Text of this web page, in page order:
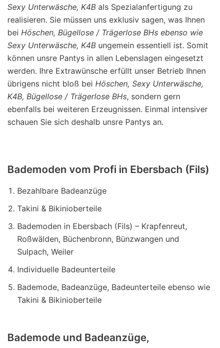
Sexy Unterwäsche, K4B als Spezialanfertigung zu
realisieren. Sie müssen uns exklusiv sagen, was Ihnen
bei Höschen, Bügellose / Trägerlose BHs ebenso wie
Sexy Unterwäsche, K4B ungemein essentiell ist. Somit
können unsre Pantys in allen Lebenslagen eingesetzt
werden. Ihre Extrawünsche erfüllt unser Betrieb Ihnen
übrigens nicht bloß bei Höschen, Sexy Unterwäsche,
K4B, Bügellose / Trägerlose BHs, sondern gern
ebenfalls bei weiteren Erzeugnissen. Einmal intensiver
schauen Sie sich deshalb unsre Pantys an.
Bademoden vom Profi in Ebersbach (Fils)
Bezahlbare Badeanzüge
Takini & Bikinioberteile
Bademoden in Ebersbach (Fils) – Krapfenreut,
Roßwälden, Büchenbronn, Bünzwangen und
Sulpach, Weiler
Individuelle Badeunterteile
Bademode, Badeanzüge, Badeunterteile ebenso wie
Takini & Bikinioberteile
Bademode und Badeanzüge,